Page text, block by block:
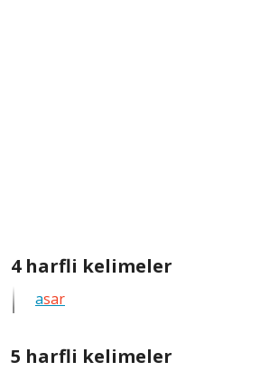
4 harfli kelimeler
asar
5 harfli kelimeler